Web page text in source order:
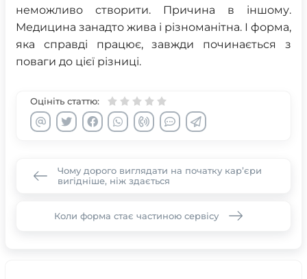
неможливо створити. Причина в іншому.
Медицина занадто жива і різноманітна. І форма,
яка справді працює, завжди починається з
поваги до цієї різниці.
Оцініть статтю:
Чому дорого виглядати на початку кар’єри
вигідніше, ніж здається
Коли форма стає частиною сервісу